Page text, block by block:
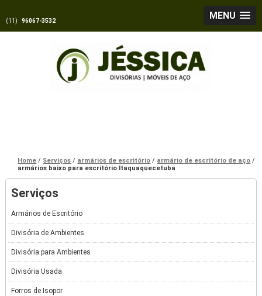
MENU
(11) 96067-3532
Home Serviços armários de escritório
armário de escritório de aço
armários baixo para escritório Itaquaquecetuba
Serviços
Armários de Escritório
Divisória de Ambientes
Divisória para Ambientes
Divisória Usada
Forros de Isopor